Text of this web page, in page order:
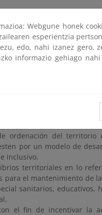
EN LOS
con 23,1 millones,
las acciones
ordenación del
por un modelo de
inclusivo.
territoriales en lo
para el mantenimiento de
sanitarios,
el fin de incentivar la
Webgune honek
esperientzia
edo, nahi izanez gero,
informazio gehiago